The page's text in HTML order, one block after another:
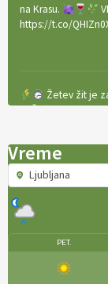
na Krasu.
https://t.co/
Žetev žit je
VEČ
https://t.co/
[EKOloško =
#IMCAP #CAP
Vreme
Ljubljana
PET.